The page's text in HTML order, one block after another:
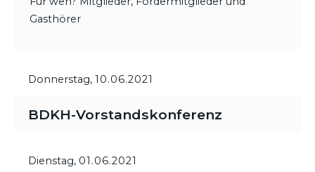
Gasthörer
Donnerstag, 10.06.2021
BDKH-Vorstandskonferenz
Dienstag, 01.06.2021